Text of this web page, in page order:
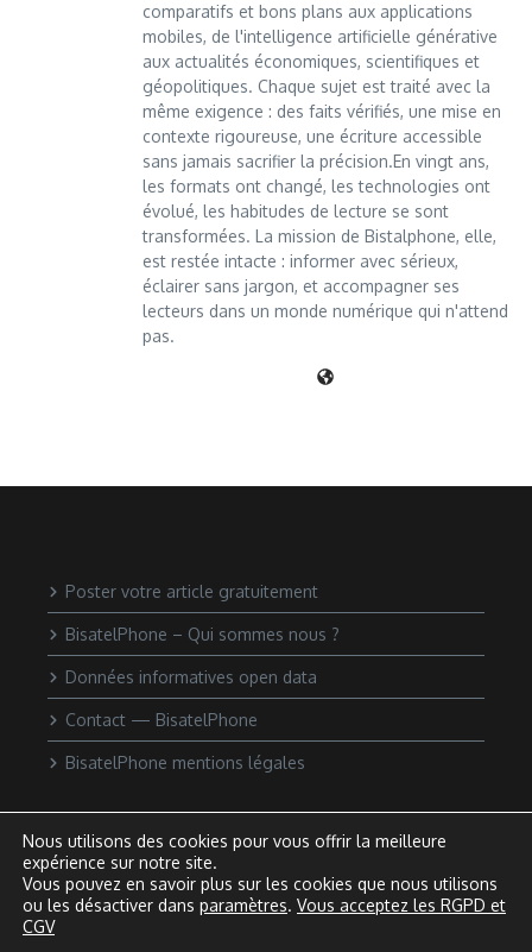
comparatifs et bons plans aux applications
mobiles, de l'intelligence artificielle générative
aux actualités économiques, scientifiques et
géopolitiques. Chaque sujet est traité avec la
même exigence : des faits vérifiés, une mise en
contexte rigoureuse, une écriture accessible
sans jamais sacrifier la précision.En vingt ans,
les formats ont changé, les technologies ont
évolué, les habitudes de lecture se sont
transformées. La mission de Bistalphone, elle,
est restée intacte : informer avec sérieux,
éclairer sans jargon, et accompagner ses
lecteurs dans un monde numérique qui n'attend
pas.
Poster votre article gratuitement
BisatelPhone – Qui sommes nous ?
Données informatives open data
Contact — BisatelPhone
BisatelPhone mentions légales
Nous utilisons des cookies pour vous offrir la meilleure
expérience sur notre site.
Vous pouvez en savoir plus sur les cookies que nous utilisons
ou les désactiver dans paramètres. Vous acceptez les RGPD et
CGV